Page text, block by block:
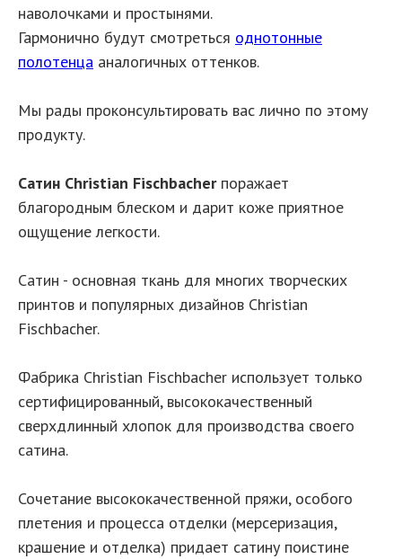
наволочками и простынями.
Гармонично будут смотреться однотонные
полотенца аналогичных оттенков.
Мы рады проконсультировать вас лично по этому
продукту.
Сатин Christian Fischbacher поражает
благородным блеском и дарит коже приятное
ощущение легкости.
Сатин - основная ткань для многих творческих
принтов и популярных дизайнов Christian
Fischbacher.
Фабрика Christian Fischbacher использует только
сертифицированный, высококачественный
сверхдлинный хлопок для производства своего
сатина.
Сочетание высококачественной пряжи, особого
плетения и процесса отделки (мерсеризация,
крашение и отделка) придает сатину поистине